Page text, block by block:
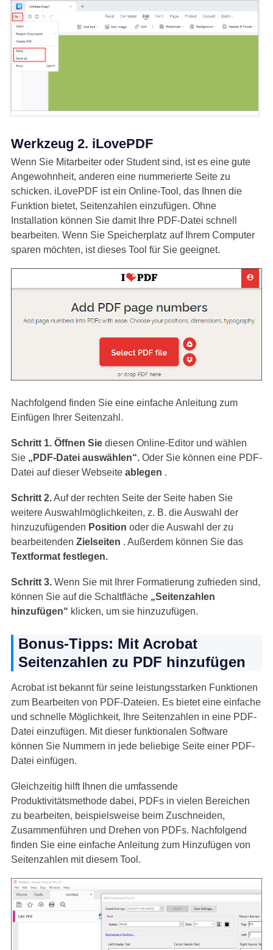
Werkzeug 2. iLovePDF
Wenn Sie Mitarbeiter oder Student sind, ist es eine gute
Angewohnheit, anderen eine nummerierte Seite zu
schicken. iLovePDF ist ein Online-Tool, das Ihnen die
Funktion bietet, Seitenzahlen einzufügen. Ohne
Installation können Sie damit Ihre PDF-Datei schnell
bearbeiten. Wenn Sie Speicherplatz auf Ihrem Computer
sparen möchten, ist dieses Tool für Sie geeignet.
Nachfolgend finden Sie eine einfache Anleitung zum
Einfügen Ihrer Seitenzahl.
Schritt 1. Öffnen Siediesen Online-Editor und wählen
Sie „PDF-Datei auswählen“.Oder Sie können eine PDF-
Datei auf dieser Webseite ablegen .
Schritt 2.Auf der rechten Seite der Seite haben Sie
weitere Auswahlmöglichkeiten, z. B. die Auswahl der
hinzuzufügenden Position oder die Auswahl der zu
bearbeitenden Zielseiten . Außerdem können Sie das
Textformat festlegen.
Schritt 3.Wenn Sie mit Ihrer Formatierung zufrieden sind,
können Sie auf die Schaltfläche „Seitenzahlen
hinzufügen“ klicken, um sie hinzuzufügen.
Bonus-Tipps: Mit Acrobat
Seitenzahlen zu PDF hinzufügen
Acrobat ist bekannt für seine leistungsstarken Funktionen
zum Bearbeiten von PDF-Dateien. Es bietet eine einfache
und schnelle Möglichkeit, Ihre Seitenzahlen in eine PDF-
Datei einzufügen. Mit dieser funktionalen Software
können Sie Nummern in jede beliebige Seite einer PDF-
Datei einfügen.
Gleichzeitig hilft Ihnen die umfassende
Produktivitätsmethode dabei, PDFs in vielen Bereichen
zu bearbeiten, beispielsweise beim Zuschneiden,
Zusammenführen und Drehen von PDFs. Nachfolgend
finden Sie eine einfache Anleitung zum Hinzufügen von
Seitenzahlen mit diesem Tool.